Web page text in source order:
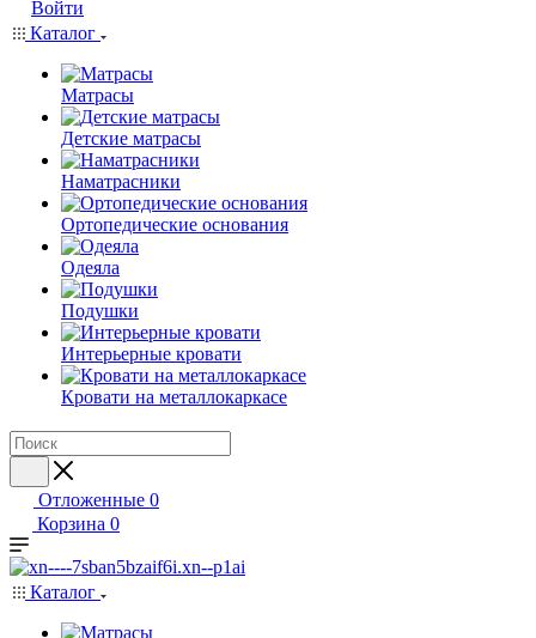
Войти
Каталог
Матрасы
Детские матрасы
Наматрасники
Ортопедические основания
Одеяла
Подушки
Интерьерные кровати
Кровати на металлокаркасе
Отложенные 0
Корзина 0
Каталог